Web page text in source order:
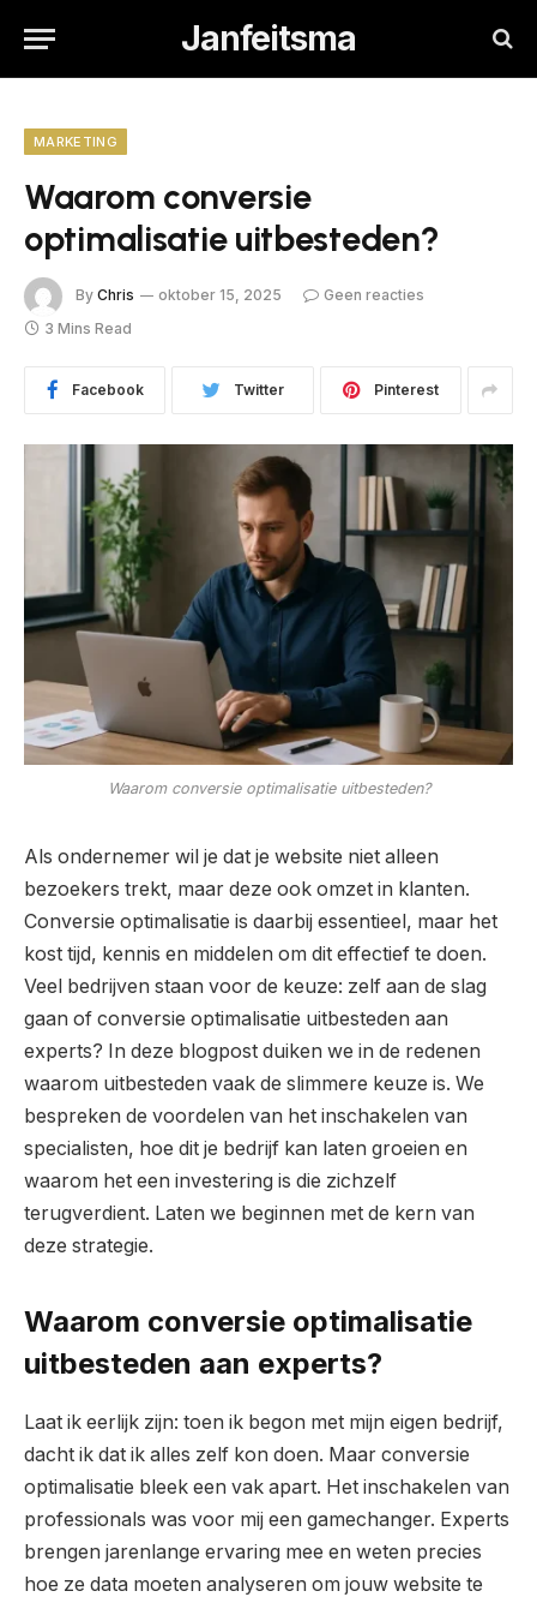
Janfeitsma
MARKETING
Waarom conversie
optimalisatie uitbesteden?
By Chris oktober 15, 2025
Geen reacties
3 Mins Read
Facebook Twitter Pinterest
Waarom conversie optimalisatie uitbesteden?
Als ondernemer wil je dat je website niet alleen
bezoekers trekt, maar deze ook omzet in klanten.
Conversie optimalisatie is daarbij essentieel, maar het
kost tijd, kennis en middelen om dit effectief te doen.
Veel bedrijven staan voor de keuze: zelf aan de slag
gaan of conversie optimalisatie uitbesteden aan
experts? In deze blogpost duiken we in de redenen
waarom uitbesteden vaak de slimmere keuze is. We
bespreken de voordelen van het inschakelen van
specialisten, hoe dit je bedrijf kan laten groeien en
waarom het een investering is die zichzelf
terugverdient. Laten we beginnen met de kern van
deze strategie.
Waarom conversie optimalisatie
uitbesteden aan experts?
Laat ik eerlijk zijn: toen ik begon met mijn eigen bedrijf,
dacht ik dat ik alles zelf kon doen. Maar conversie
optimalisatie bleek een vak apart. Het inschakelen van
professionals was voor mij een gamechanger. Experts
brengen jarenlange ervaring mee en weten precies
hoe ze data moeten analyseren om jouw website te